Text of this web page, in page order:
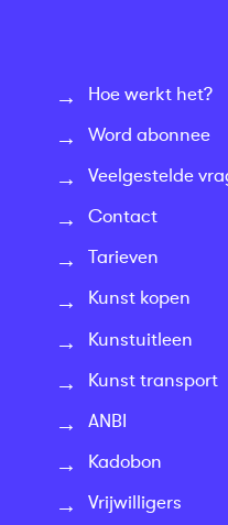
Hoe werkt het?
Word abonnee
Veelgestelde
Contact
Tarieven
Kunst kopen
Kunstuitleen
Kunst transport
ANBI
Kadobon
Vrijwilligers